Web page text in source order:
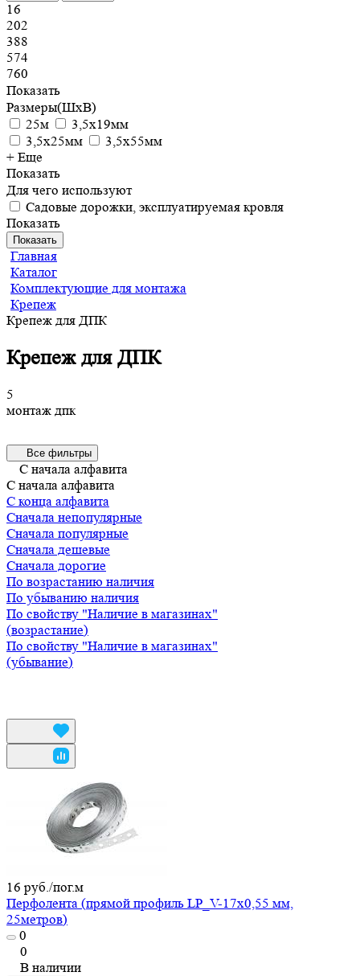
16
202
388
574
760
Показать
Размеры(ШхВ)
25м
3,5х19мм
3,5х25мм
3,5х55мм
+ Еще
Показать
Для чего используют
Садовые дорожки, эксплуатируемая кровля
Показать
Показать
Главная
Каталог
Комплектующие для монтажа
Крепеж
Крепеж для ДПК
Крепеж для ДПК
5
монтаж дпк
Все фильтры
С начала алфавита
С начала алфавита
С конца алфавита
Сначала непопулярные
Сначала популярные
Сначала дешевые
Сначала дорогие
По возрастанию наличия
По убыванию наличия
По свойству "Наличие в магазинах"
(возрастание)
По свойству "Наличие в магазинах"
(убывание)
16 руб./пог.м
Перфолента (прямой профиль LP_V-17х0,55 мм,
25метров)
0
0
В наличии